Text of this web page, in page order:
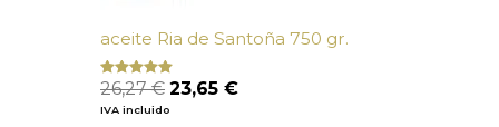
aceite Ria de Santoña 750 gr.
Valorado
con
5
26,27€ El
precio
23,65 €El
IVA incluido